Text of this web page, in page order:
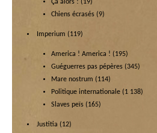
Ça alors ! (19)
Chiens écrasés (9)
Imperium (119)
America ! America ! (195)
Guéguerres pas pépères (345)
Mare nostrum (114)
Politique internationale (1 138)
Slaves peïs (165)
Justitia (12)